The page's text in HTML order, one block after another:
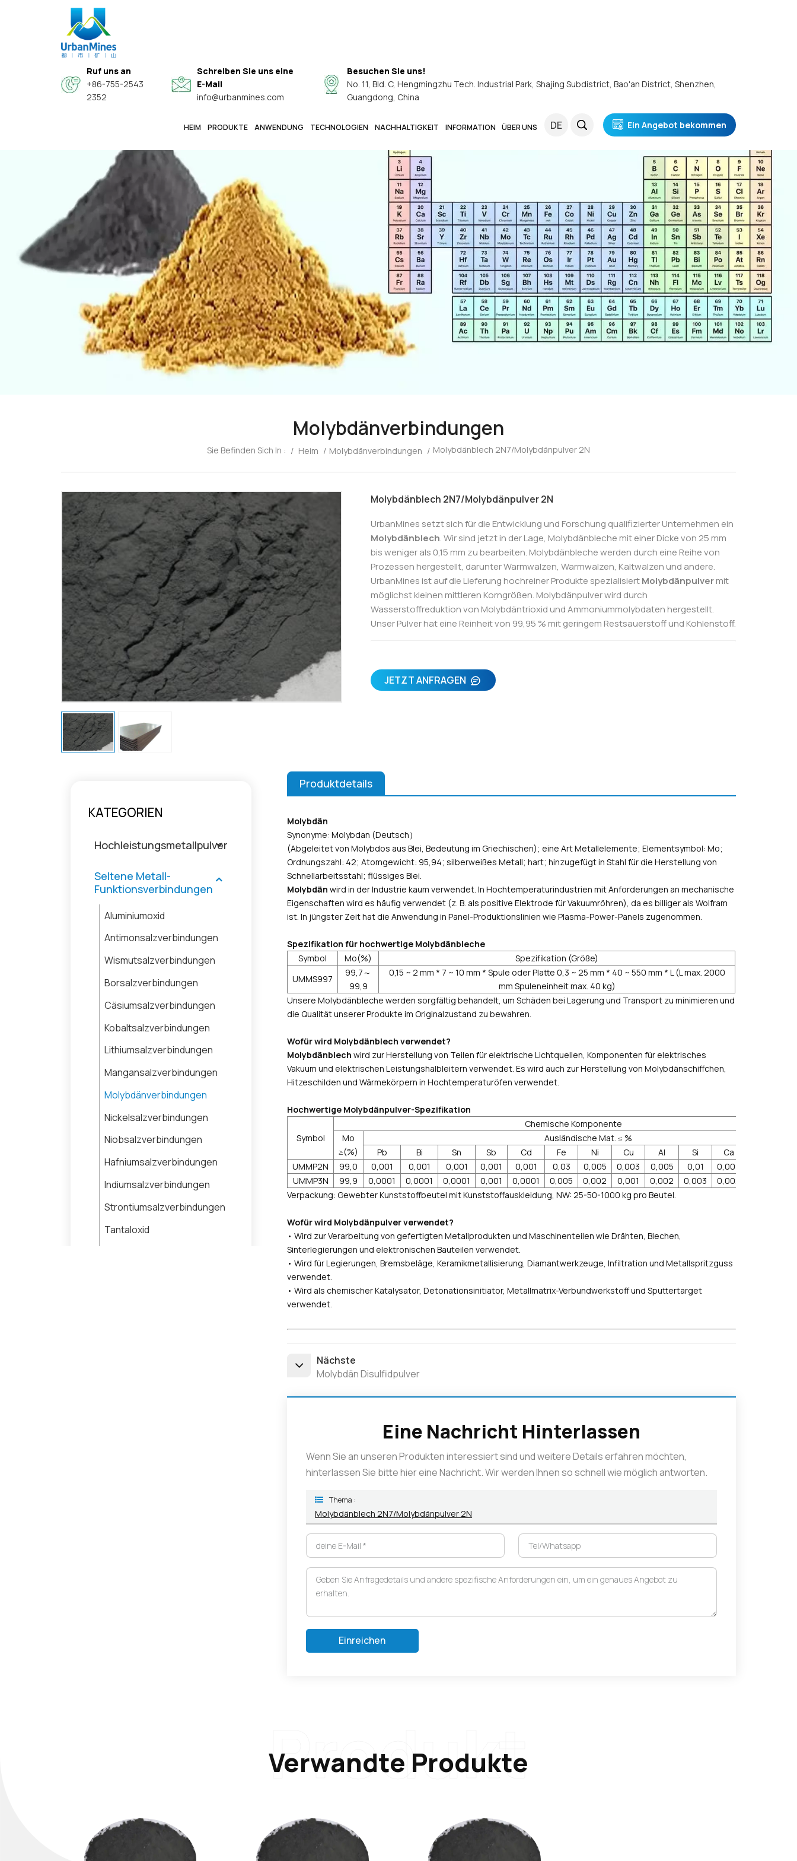
Ruf uns an
+86-755-2543
2352
Schreiben Sie uns eine
E-Mail
info@urbanmines.com
Besuchen Sie uns!
No. 11, Bld. C, Hengmingzhu Tech. Industrial Park, Shajing Subdistrict, Bao'an District, Shenzhen,
Guangdong, China
HEIM PRODUKTE ANWENDUNG TECHNOLOGIEN NACHHALTIGKEIT INFORMATION ÜBER UNS DE Ein Angebot bekommen
Molybdänverbindungen
Sie Befinden Sich In : / Heim / Molybdänverbindungen / Molybdänblech 2N7/Molybdänpulver 2N
Molybdänblech 2N7/Molybdänpulver 2N
UrbanMines setzt sich für die Entwicklung und Forschung qualifizierter Unternehmen ein
Molybdänblech. Wir sind jetzt in der Lage, Molybdänbleche mit einer Dicke von 25 mm
bis weniger als 0,15 mm zu bearbeiten. Molybdänbleche werden durch eine Reihe von
Prozessen hergestellt, darunter Warmwalzen, Warmwalzen, Kaltwalzen und andere.
UrbanMines ist auf die Lieferung hochreiner Produkte spezialisiertMolybdänpulvermit
möglichst kleinen mittleren Korngrößen. Molybdänpulver wird durch
Wasserstoffreduktion von Molybdäntrioxid und Ammoniummolybdaten hergestellt.
Unser Pulver hat eine Reinheit von 99,95 % mit geringem Restsauerstoff und Kohlenstoff.
JETZT ANFRAGEN
Produktdetails
Molybdän
Synonyme: Molybdan (Deutsch）
(Abgeleitet von Molybdos aus Blei, Bedeutung im Griechischen); eine Art Metallelemente; Elementsymbol: Mo;
Ordnungszahl: 42; Atomgewicht: 95,94; silberweißes Metall; hart; hinzugefügt in Stahl für die Herstellung von
Schnellarbeitsstahl; flüssiges Blei.
Molybdän wird in der Industrie kaum verwendet. In Hochtemperaturindustrien mit Anforderungen an mechanische
Eigenschaften wird es häufig verwendet (z. B. als positive Elektrode für Vakuumröhren), da es billiger als Wolfram
ist. In jüngster Zeit hat die Anwendung in Panel-Produktionslinien wie Plasma-Power-Panels zugenommen.
Spezifikation für hochwertige Molybdänbleche
Symbol
Mo(%)
Spezifikation (Größe)
UMMS997
99,7～
99,9
0,15 ~ 2 mm * 7 ~ 10 mm * Spule oder Platte 0,3 ~ 25 mm * 40 ~ 550 mm * L (L max. 2000
mm Spuleneinheit max. 40 kg)
Unsere Molybdänbleche werden sorgfältig behandelt, um Schäden bei Lagerung und Transport zu minimieren und
die Qualität unserer Produkte im Originalzustand zu bewahren.
Wofür wird Molybdänblech verwendet?
Molybdänblech wird zur Herstellung von Teilen für elektrische Lichtquellen, Komponenten für elektrisches
Vakuum und elektrischen Leistungshalbleitern verwendet. Es wird auch zur Herstellung von Molybdänschiffchen,
Hitzeschilden und Wärmekörpern in Hochtemperaturöfen verwendet.
Hochwertige Molybdänpulver-Spezifikation
Symbol
Chemische Komponente
Mo
≥(%)
Ausländische Mat. ≤ %
Pb
Bi Sn Sb Cd Fe Ni Cu Al Si Ca
UMMP2N
99,0 0,001 0,001 0,001 0,001 0,001 0,03 0,005 0,003 0,005 0,01 0,004
UMMP3N
99,9 0,0001 0,0001 0,0001 0,001 0,0001 0,005 0,002 0,001 0,002 0,003 0,002
Verpackung: Gewebter Kunststoffbeutel mit Kunststoffauskleidung, NW: 25-50-1000 kg pro Beutel.
Wofür wird Molybdänpulver verwendet?
• Wird zur Verarbeitung von gefertigten Metallprodukten und Maschinenteilen wie Drähten, Blechen,
Sinterlegierungen und elektronischen Bauteilen verwendet.
• Wird für Legierungen, Bremsbeläge, Keramikmetallisierung, Diamantwerkzeuge, Infiltration und Metallspritzguss
verwendet.
• Wird als chemischer Katalysator, Detonationsinitiator, Metallmatrix-Verbundwerkstoff und Sputtertarget
verwendet.
Nächste
Molybdän Disulfidpulver
Eine Nachricht Hinterlassen
Wenn Sie an unseren Produkten interessiert sind und weitere Details erfahren möchten,
hinterlassen Sie bitte hier eine Nachricht. Wir werden Ihnen so schnell wie möglich antworten.
Thema :
Molybdänblech 2N7/Molybdänpulver 2N
Einreichen
KATEGORIEN
Hochleistungsmetallpulver
Seltene Metall-
Funktionsverbindungen
Aluminiumoxid
Antimonsalzverbindungen
Wismutsalzverbindungen
Borsalzverbindungen
Cäsiumsalzverbindungen
Kobaltsalzverbindungen
Lithiumsalzverbindungen
Mangansalzverbindungen
Molybdänverbindungen
Nickelsalzverbindungen
Niobsalzverbindungen
Hafniumsalzverbindungen
Indiumsalzverbindungen
Strontiumsalzverbindungen
Tantaloxid
Verwandte Produkte
Produkt